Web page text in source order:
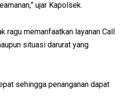
ujar Kapolsek.
memanfaatkan layanan Call
situasi darurat yang
sehingga penanganan dapat